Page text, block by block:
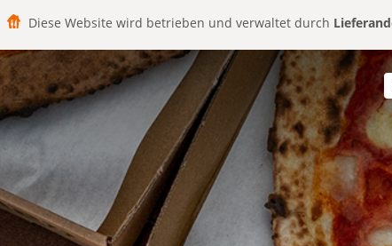
Diese Website wird betrieben und verwaltet durch